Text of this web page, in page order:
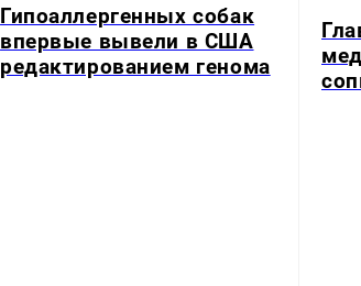
Гипоаллергенных собак
впервые вывели в США
редактированием генома